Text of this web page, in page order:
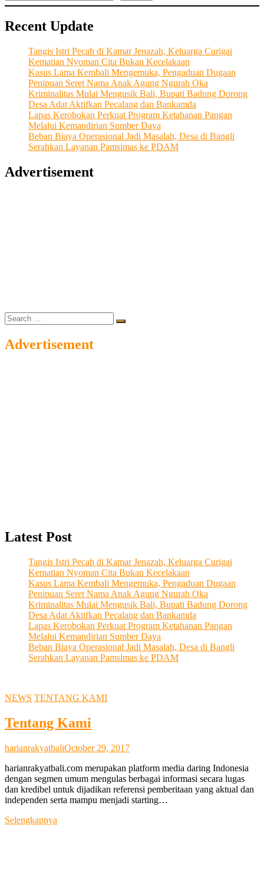
Recent Update
Tangis Istri Pecah di Kamar Jenazah, Keluarga Curigai
Kematian Nyoman Cita Bukan Kecelakaan
Kasus Lama Kembali Mengemuka, Pengaduan Dugaan
Penipuan Seret Nama Anak Agung Ngurah Oka
Kriminalitas Mulai Mengusik Bali, Bupati Badung Dorong
Desa Adat Aktifkan Pecalang dan Bankamda
Lapas Kerobokan Perkuat Program Ketahanan Pangan
Melalui Kemandirian Sumber Daya
Beban Biaya Operasional Jadi Masalah, Desa di Bangli
Serahkan Layanan Pamsimas ke PDAM
Advertisement
Search
…
Advertisement
Latest Post
Tangis Istri Pecah di Kamar Jenazah, Keluarga Curigai
Kematian Nyoman Cita Bukan Kecelakaan
Kasus Lama Kembali Mengemuka, Pengaduan Dugaan
Penipuan Seret Nama Anak Agung Ngurah Oka
Kriminalitas Mulai Mengusik Bali, Bupati Badung Dorong
Desa Adat Aktifkan Pecalang dan Bankamda
Lapas Kerobokan Perkuat Program Ketahanan Pangan
Melalui Kemandirian Sumber Daya
Beban Biaya Operasional Jadi Masalah, Desa di Bangli
Serahkan Layanan Pamsimas ke PDAM
NEWS TENTANG KAMI
Tentang Kami
harianrakyatbaliOctober 29, 2017
harianrakyatbali.com merupakan platform media daring Indonesia
dengan segmen umum mengulas berbagai informasi secara lugas
dan kredibel untuk dijadikan referensi pemberitaan yang aktual dan
independen serta mampu menjadi starting…
Selengkapnya